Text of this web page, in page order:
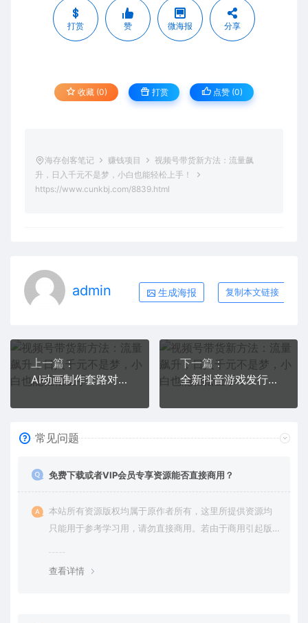
打赏 赞 微海报 分享
收藏 (0) 打赏 点赞 (0)
海存创客笔记 赚钱项目
视频号带货新方法：流量飙
升，日入千元不是梦，小白也能轻松上手！
https://www.cunkbj.com/8839.html
admin 生成海报 复制本文链接
上一篇：
AI动画制作套路对话，高收益高热度暴力涨粉，玩法丰富，绝对原创简单
下一篇：
全新抖音游戏发行人蓝海项目，一单16，一天轻松1000+
常见问题
免费下载或者VIP会员专享资源能否直接商用？
本站所有资源版权均属于原作者所有，这里所提供资源均
只能用于参考学习用，请勿直接商用。若由于商用引起版
查看详情